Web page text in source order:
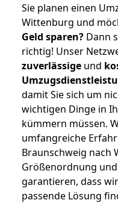
Sie planen einen
Wittenburg und
Geld sparen? Dann
richtig! Unser
zuverlässige und
damit Sie sich um
wichtigen Dinge in
kümmern müssen.
umfangreiche
Braunschweig nach
Größenordnung
garantieren, dass
passende Lösung